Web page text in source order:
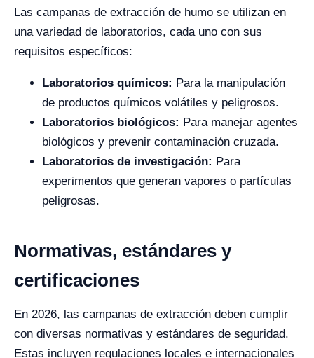
Las campanas de extracción de humo se utilizan en
una variedad de laboratorios, cada uno con sus
requisitos específicos:
Laboratorios químicos: Para la manipulación
de productos químicos volátiles y peligrosos.
Laboratorios biológicos: Para manejar agentes
biológicos y prevenir contaminación cruzada.
Laboratorios de investigación: Para
experimentos que generan vapores o partículas
peligrosas.
Normativas, estándares y
certificaciones
En 2026, las campanas de extracción deben cumplir
con diversas normativas y estándares de seguridad.
Estas incluyen regulaciones locales e internacionales